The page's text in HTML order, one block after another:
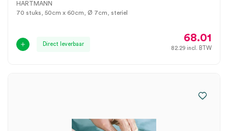
HARTMANN
70 stuks, 50cm x 60cm, Ø 7cm, steriel
Direct leverbaar
68.01
82.29 incl. BTW